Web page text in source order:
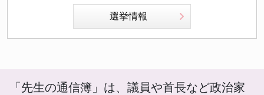
選挙情報
「先生の通信簿」は、議員や首長など政治家